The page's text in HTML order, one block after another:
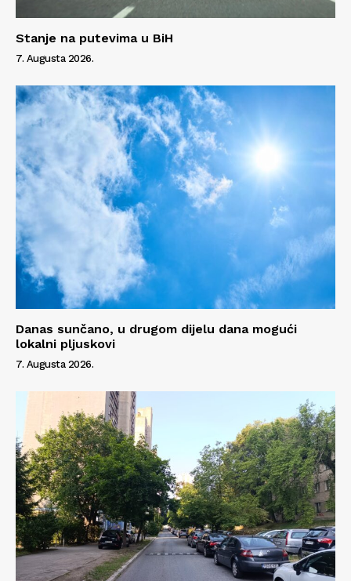
Stanje na putevima u BiH
7. Augusta 2026.
Danas sunčano, u drugom dijelu dana mogući
lokalni pljuskovi
7. Augusta 2026.